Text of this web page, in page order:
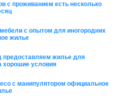
с проживанием есть несколько
с опытом для иногородних
жилье
предоставляем жилье для
хорошие условия
с манипулятором официальное